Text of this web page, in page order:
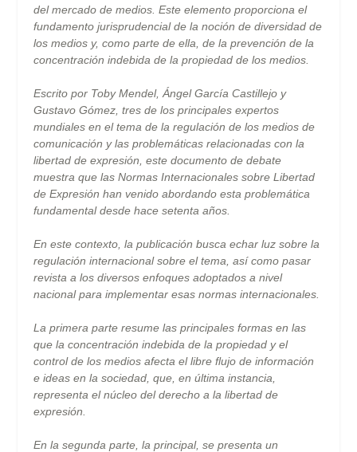
del mercado de medios. Este elemento proporciona el
fundamento jurisprudencial de la noción de diversidad de
los medios y, como parte de ella, de la prevención de la
concentración indebida de la propiedad de los medios.
Escrito por Toby Mendel, Ángel García Castillejo y
Gustavo Gómez, tres de los principales expertos
mundiales en el tema de la regulación de los medios de
comunicación y las problemáticas relacionadas con la
libertad de expresión, este documento de debate
muestra que las Normas Internacionales sobre Libertad
de Expresión han venido abordando esta problemática
fundamental desde hace setenta años.
En este contexto, la publicación busca echar luz sobre la
regulación internacional sobre el tema, así como pasar
revista a los diversos enfoques adoptados a nivel
nacional para implementar esas normas internacionales.
La primera parte resume las principales formas en las
que la concentración indebida de la propiedad y el
control de los medios afecta el libre flujo de información
e ideas en la sociedad, que, en última instancia,
representa el núcleo del derecho a la libertad de
expresión.
En la segunda parte, la principal, se presenta un